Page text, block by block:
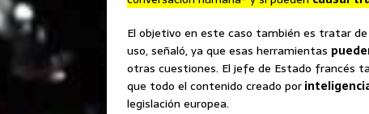
El objetivo en este caso también es tratar de
uso, señaló, ya que esas herramientas
otras cuestiones. El jefe de Estado francés
que todo el contenido creado por
legislación europea.